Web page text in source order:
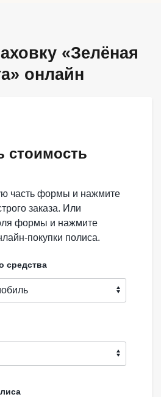
«Зелёная
онлайн
стоимость
часть формы и нажмите
Или
формы и нажмите
покупки полиса.
средства